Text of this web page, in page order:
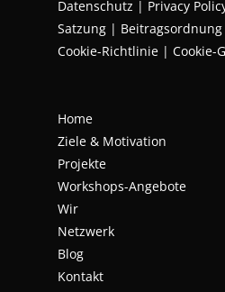
Datenschutz | Privacy
Satzung | Beitragsordnung
Cookie-Richtlinie | Cookie-
Home
Ziele & Motivation
Projekte
Workshops-Angebote
Wir
Netzwerk
Blog
Kontakt